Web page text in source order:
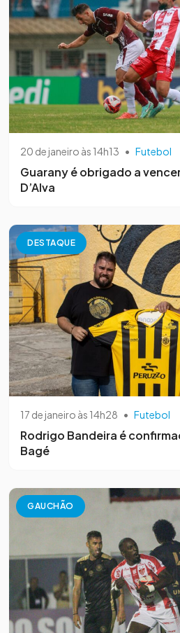
20 de janeiro às 14h13 • Futebol
Guarany é obrigado a
D’Alva
DESTAQUE
17 de janeiro às 14h28 • Futebol
Rodrigo Bandeira é
Bagé
GAUCHÃO